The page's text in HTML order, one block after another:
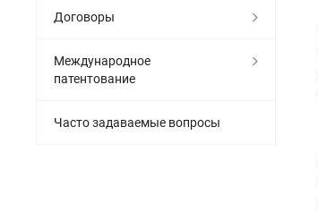
Договоры
Международное
патентование
Часто задаваемые вопросы